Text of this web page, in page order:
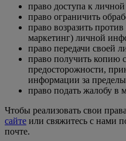
право доступа к
право ограничить
право возразить
маркетинг) личной
право передачи своей
право получить копию
предосторожности,
информации за
право подать жалобу в
Чтобы реализовать свои
сайте или свяжитесь с нами
почте.